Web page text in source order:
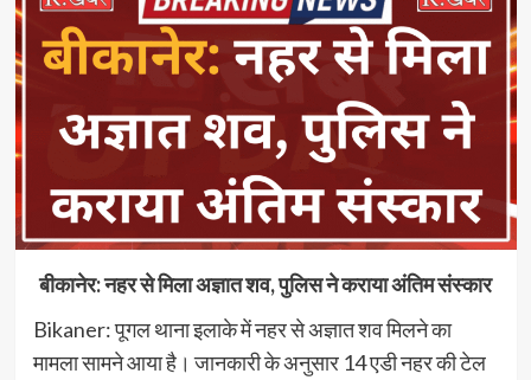
बीकानेर: नहर से मिला अज्ञात शव, पुलिस ने कराया अंतिम संस्कार
Bikaner: पूगल थाना इलाके में नहर से अज्ञात शव मिलने का
मामला सामने आया है। जानकारी के अनुसार 14 एडी नहर की टेल